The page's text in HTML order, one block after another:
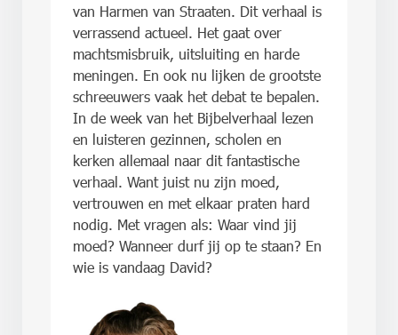
van Harmen van Straaten. Dit verhaal is
verrassend actueel. Het gaat over
machtsmisbruik, uitsluiting en harde
meningen. En ook nu lijken de grootste
schreeuwers vaak het debat te bepalen.
In de week van het Bijbelverhaal lezen
en luisteren gezinnen, scholen en
kerken allemaal naar dit fantastische
verhaal. Want juist nu zijn moed,
vertrouwen en met elkaar praten hard
nodig. Met vragen als: Waar vind jij
moed? Wanneer durf jij op te staan? En
wie is vandaag David?